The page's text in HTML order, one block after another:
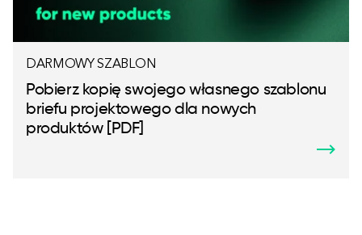
DARMOWY SZABLON
Pobierz kopię swojego własnego szablonu
briefu projektowego dla nowych
produktów [PDF]